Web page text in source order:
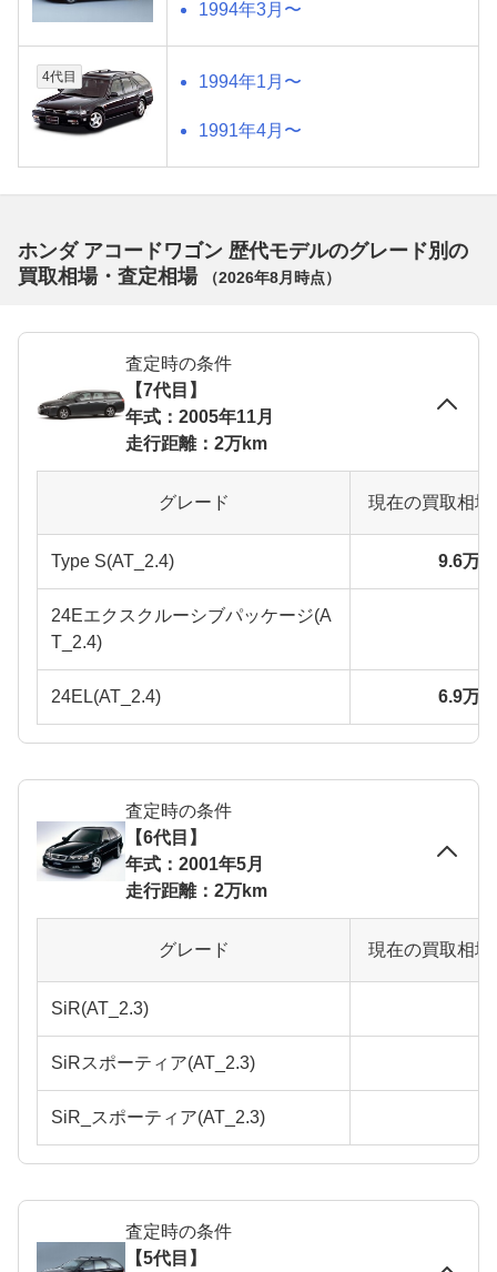
1994年3月〜
4代目 1994年1月〜
1991年4月〜
ホンダ アコードワゴン 歴代モデルのグレード別の
買取相場・査定相場
（2026年8月 時点）
査定時の条件
【7代目】
年式：2005年11月
走行距離：2万km
グレード 現在の買取相
Type S(AT_2.4) 9.6万
24Eエクスクルーシブパッケージ(A
T_2.4)
24EL(AT_2.4) 6.9万
査定時の条件
【6代目】
年式：2001年5月
走行距離：2万km
グレード 現在の買取相
SiR(AT_2.3)
SiRスポーティア(AT_2.3)
SiR_スポーティア(AT_2.3)
査定時の条件
【5代目】